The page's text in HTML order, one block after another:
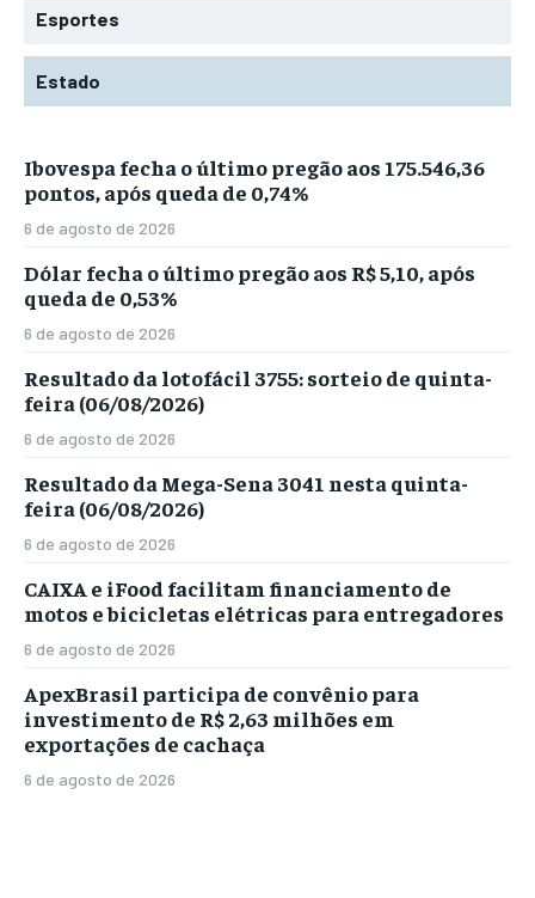
Esportes
Estado
Ibovespa fecha o último pregão aos 175.546,36
pontos, após queda de 0,74%
6 de agosto de 2026
Dólar fecha o último pregão aos R$ 5,10, após
queda de 0,53%
6 de agosto de 2026
Resultado da lotofácil 3755: sorteio de quinta-
feira (06/08/2026)
6 de agosto de 2026
Resultado da Mega-Sena 3041 nesta quinta-
feira (06/08/2026)
6 de agosto de 2026
CAIXA e iFood facilitam financiamento de
motos e bicicletas elétricas para entregadores
6 de agosto de 2026
ApexBrasil participa de convênio para
investimento de R$ 2,63 milhões em
exportações de cachaça
6 de agosto de 2026